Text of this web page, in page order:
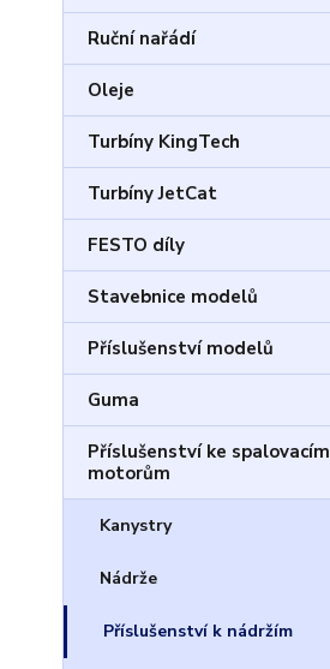
Ruční nařádí
Oleje
Turbíny KingTech
Turbíny JetCat
FESTO díly
Stavebnice modelů
Příslušenství modelů
Guma
Příslušenství ke spalovacím
motorům
Kanystry
Nádrže
Příslušenství k nádržím